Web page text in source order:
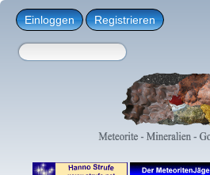
Einloggen Registrieren